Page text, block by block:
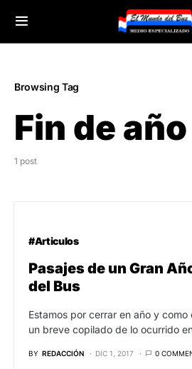
Browsing Tag
Fin de año
1 post
#Articulos
Pasajes de un Gran
del Bus
Estamos por cerrar en año y
un breve copilado de lo ocurrido
BY REDACCIÓN DIC 1, 2017 0